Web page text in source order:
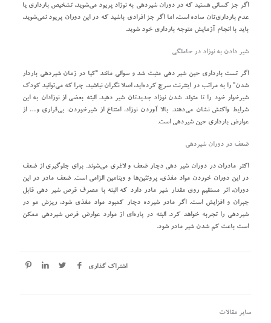
اگر جز کسانی هستید که در دوران شیردهی به نوزاد پریود می‌شوید، تشخیص بارداری یا
عدم بارداری‌تان ساده است، اما اگر جز افرادی باشید که در این دوران پریود نمی‌شوید،
باید با انجام آزمایش متوجه بارداری خود شوید.
شیر دادن به نوزاد در حاملگی
اگر تست بارداری حین شیر دهی مثبت شد و سوالی مانند “کیا در زمان شیردهی باردار
شدن” را به مراتب در اینترنت سرچ کرده‌اید، اصلا نگران نباشید، چرا که می‌توانید کودک
شیرخوار خود را تا متولد شدن نوزاد جدیدتان شیر دهید. البته بعضی از نوزادان به این
شرایط واکنش نشان می‌دهند. بالا آوردن نوزاد، امتناع از شیرخوردن، بی‌قراری و… از
عوارض بارداری حین شیردهی است.
ضعف در دوران شیردهی
اکثر مادران در دوران شیر دهی دچار ضعف و لاغری می‌شوند. برای جلوگیری از ضعف
در این دوران خوردن مواد مغذی، پروتئین‌ها و ویتامین الزامی است. ضعف مادر در این
دوران، اثر مستقیم روی مقدار شیر مادر دارد که البته با مصرف قرص شیر دهی قابل
جبران و افزایش است. اگر مادر شیرده دچار کمبود مواد مغذی شود، ریزش مو در
شیردهی را تجربه خواهد کرد. البته در پاره‌ای از موارد عوارض قرص شیردهی ممکن
است باعث کم شدن شیر مادر شود.
اشتراک گذاری
سایر مقالات